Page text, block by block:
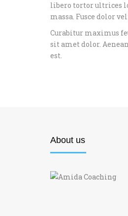
libero tortor ultrices
massa. Fusce dolor
Curabitur maximus
sit amet dolor.
est.
About us